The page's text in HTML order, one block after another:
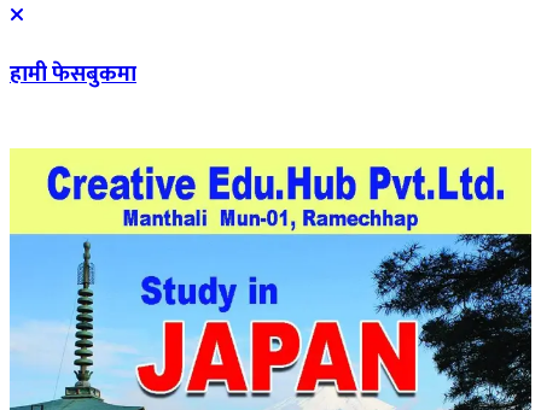
हामी फेसबुकमा